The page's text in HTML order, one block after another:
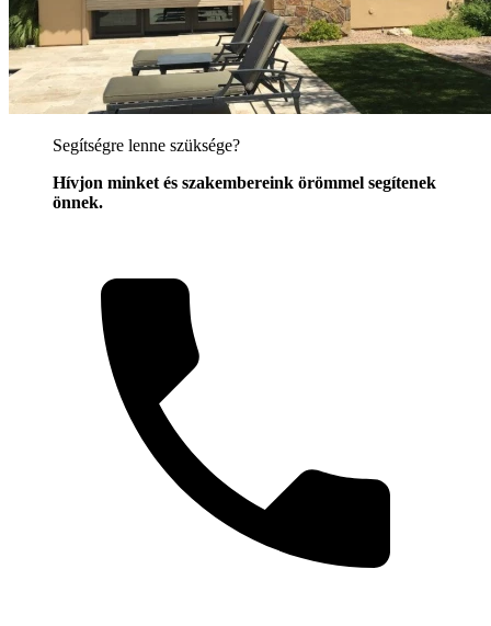
Segítségre lenne szüksége?
Hívjon minket és szakembereink örömmel segítenek
önnek.